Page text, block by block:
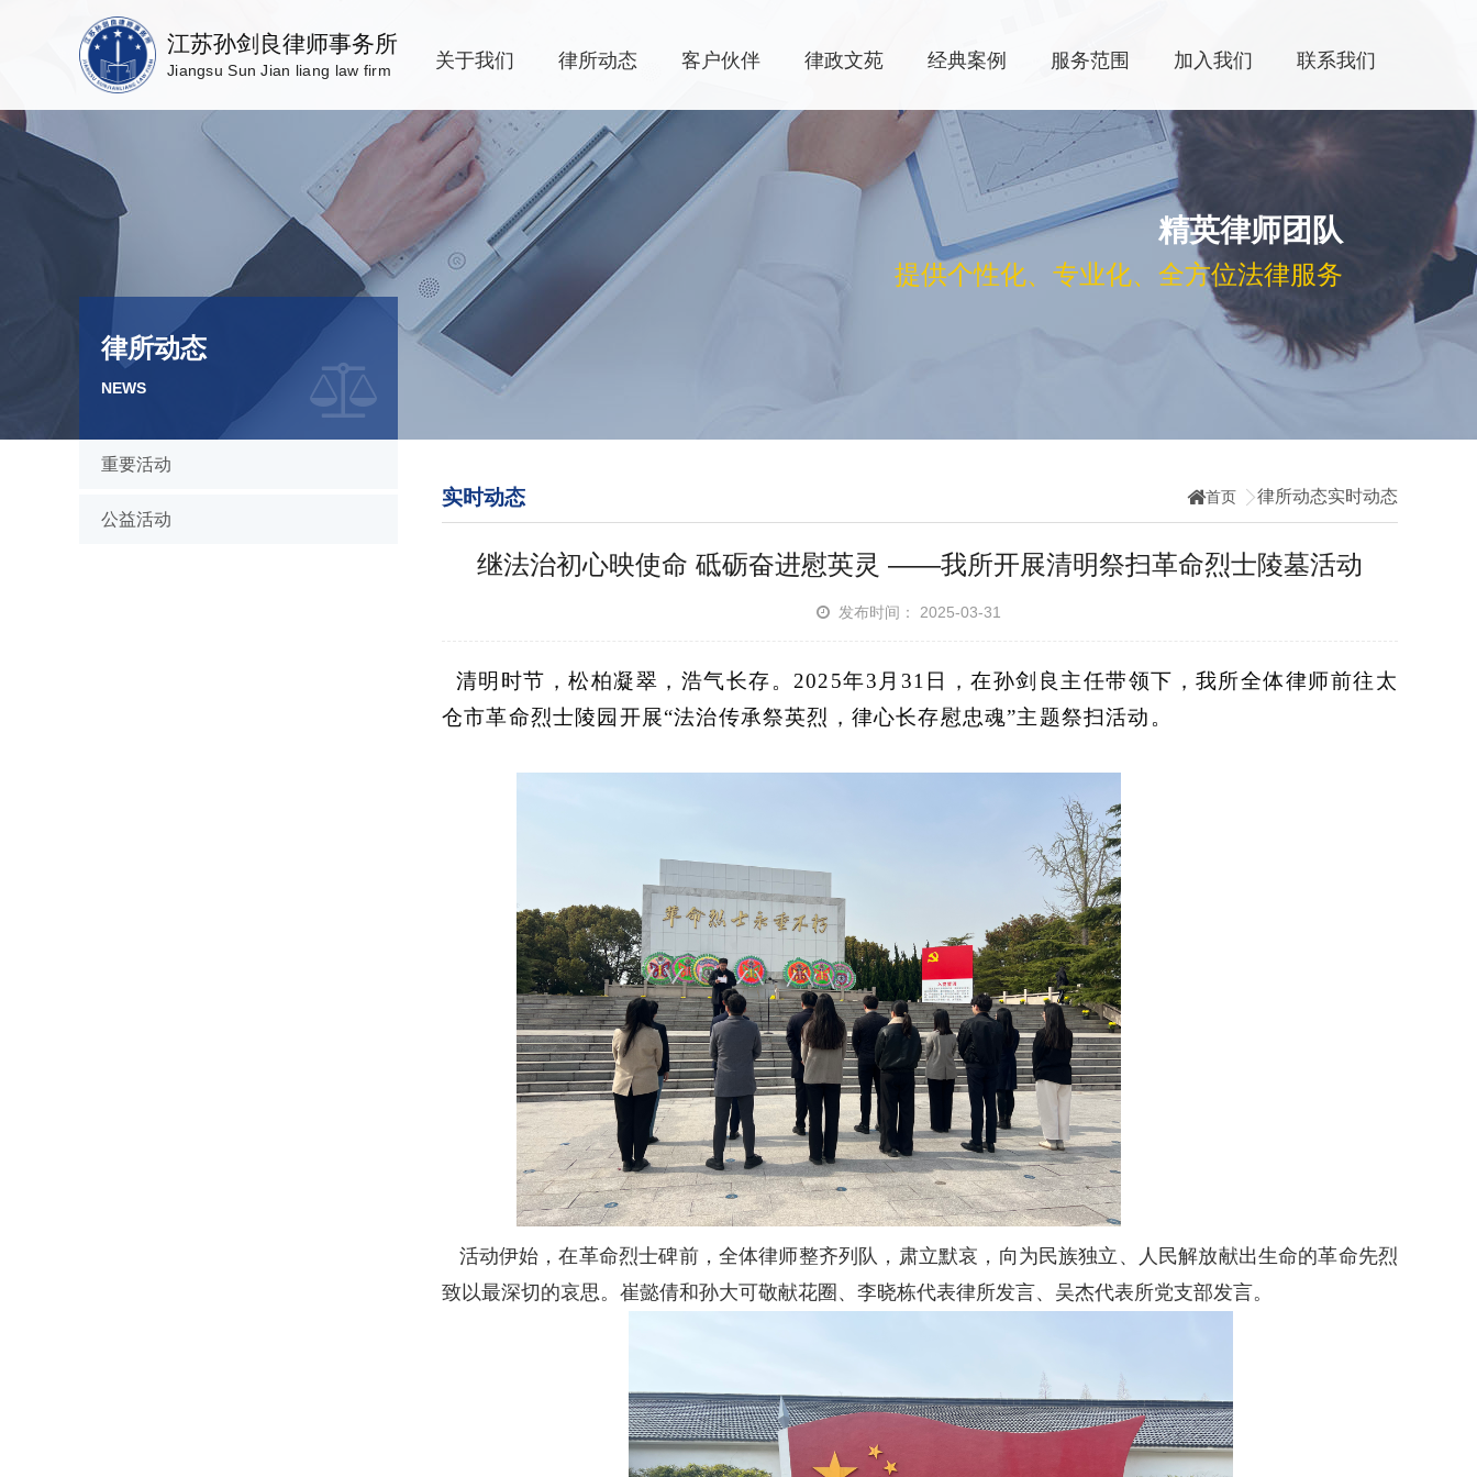
江苏孙剑良律师事务所
Jiangsu Sun Jian liang law firm 关于我们 律所动态 客户伙伴 律政文苑 经典案例 服务范围 加入我们 联系我们
精英律师团队
提供个性化、专业化、全方位法律服务​
律所动态
NEWS
重要活动
公益活动
实时动态 首页 律所动态实时动态
继法治初心映使命 砥砺奋进慰英灵 ——我所开展清明祭扫革命烈士陵墓活动
发布时间： 2025-03-31
清明时节，松柏凝翠，浩气长存。 2025年3 月 31日，在孙剑良主任带领下， 我所全体律师前往太
仓市革命烈士陵园开展“法治传承祭英烈，律心长存慰忠魂”主题祭扫活动。
活动伊始，在革命烈士碑前，全体律师整齐列队，肃立默哀，向为民族独立、人民解放献出生命的革命先烈
致以最深切的哀思。崔懿倩和孙大可敬献花圈、李晓栋代表律所发言、吴杰代表所党支部发言。